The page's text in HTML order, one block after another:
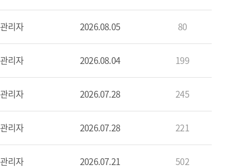
관리자 2026.08.05 80
관리자 2026.08.04 199
관리자 2026.07.28 245
관리자 2026.07.28 221
관리자 2026.07.21 502